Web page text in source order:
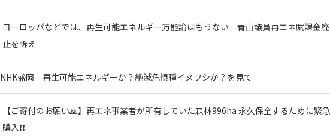
ヨーロッパなどでは、再生可能エネルギー万能論はもうない 青山議員再エネ賦課金廃
止を訴え
NHK盛岡 再生可能エネルギーか？絶滅危惧種イヌワシか？を見て
【ご寄付のお願い🙏】再エネ事業者が所有していた森林996ha 永久保全するために緊急
購入❗❗